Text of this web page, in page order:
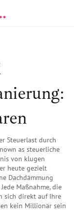
& Immobilien
Steuerlast durch
as steuerliche
von klugen
heute gezielt
Dachdämmung
Maßnahme, die
sich direkt auf Ihre
kein Millionär sein